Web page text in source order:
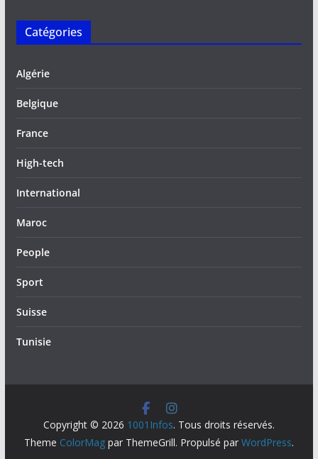
Catégories
Algérie
Belgique
France
High-tech
International
Maroc
People
Sport
Suisse
Tunisie
Copyright © 2026 1001Infos. Tous droits réservés.
Theme ColorMagpar ThemeGrill. Propulsé par WordPress.